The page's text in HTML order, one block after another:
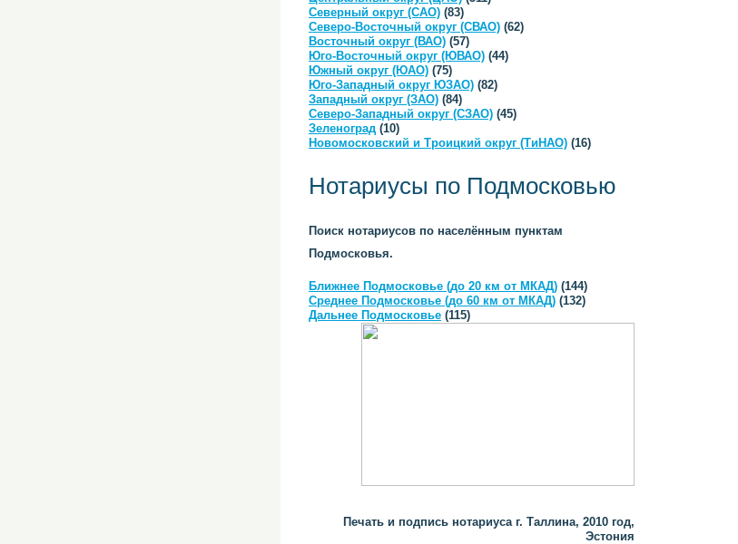
Северный округ (САО) (83)
Северо-Восточный округ (СВАО) (62)
Восточный округ (ВАО) (57)
Юго-Восточный округ (ЮВАО) (44)
Южный округ (ЮАО) (75)
Юго-Западный округ ЮЗАО) (82)
Западный округ (ЗАО) (84)
Северо-Западный округ (СЗАО) (45)
Зеленоград (10)
Новомосковский и Троицкий округ (ТиНАО) (16)
Нотариусы по Подмосковью
Поиск нотариусов по населённым пунктам
Подмосковья.
Ближнее Подмосковье (до 20 км от МКАД) (144)
Среднее Подмосковье (до 60 км от МКАД) (132)
Дальнее Подмосковье (115)
Печать и подпись нотариуса г. Таллина, 2010 год,
Эстония